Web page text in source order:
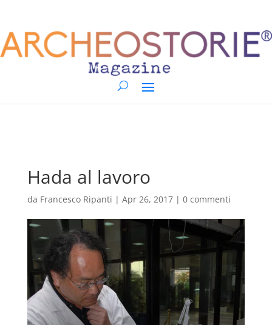
Hada al lavoro
da Francesco Ripanti | Apr 26, 2017| 0 commenti